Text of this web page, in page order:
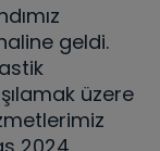
geldi.
üzere